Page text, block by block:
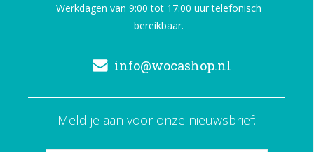
Werkdagen van 9:00 tot 17:00 uur telefonisch
bereikbaar.
info@wocashop.nl
Meld je aan voor onze nieuwsbrief: